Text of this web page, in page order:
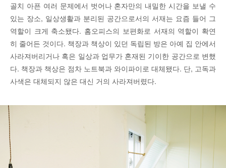
골치 아픈 여러 문제에서 벗어나 혼자만의 내밀한 시간을 보낼 수
있는 장소, 일상생활과 분리된 공간으로서의 서재는 요즘 들어 그
역할이 크게 축소됐다. 홈오피스의 보편화로 서재의 역할이 확연
히 줄어든 것이다. 책장과 책상이 있던 독립된 방은 아예 집 안에서
사라져버리거나 혹은 일상과 업무가 혼재된 기이한 공간으로 변했
다. 책장과 책상은 점차 노트북과 와이파이로 대체됐다. 단, 고독과
사색은 대체되지 않은 대신 거의 사라져버렸다.